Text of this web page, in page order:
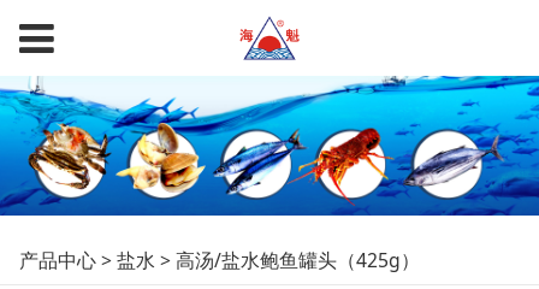
高汤/盐水鲍鱼罐头
产品中心>盐水 >高汤/盐水鲍鱼罐头（425g）